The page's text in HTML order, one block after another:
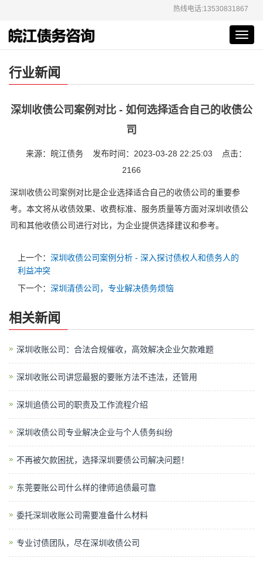
热线电话:13530831867
行业新闻
深圳收债公司案例对比 - 如何选择适合自己的收债公
司
来源：皖江债务 发布时间：2023-03-28 22:25:03 点击：
2166
深圳收债公司案例对比是企业选择适合自己的收债公司的重要参
考。本文将从收债效果、收费标准、服务质量等方面对深圳收债公
司和其他收债公司进行对比，为企业提供选择建议和参考。
上一个： 深圳收债公司案例分析 - 深入探讨债权人和债务人的
利益冲突
下一个： 深圳清债公司，专业解决债务烦恼
相关新闻
深圳收账公司：合法合规催收，高效解决企业欠款难题
深圳收账公司讲您最狠的要账方法不违法，还管用
深圳追债公司的职责及工作流程介绍
深圳收债公司专业解决企业与个人债务纠纷
不再被欠款困扰，选择深圳要债公司解决问题！
东莞要账公司什么样的律师追债最可靠
委托深圳收账公司需要准备什么材料
专业讨债团队，尽在深圳收债公司